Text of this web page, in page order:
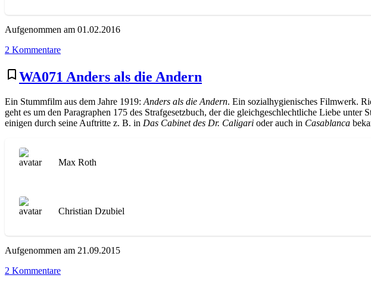
Aufgenommen am 01.02.2016
2 Kommentarezu
Metropolis
bookmark_border WA071 Anders als die Andern
Ein Stummfilm aus dem Jahre 1919:Anders als die Andern. Ein sozialhygienisches Filmwerk.
geht es um den Paragraphen 175 des Strafgesetzbuch, der die gleichgeschlechtliche Liebe
einigen durch seine Auftritte z. B. in Das Cabinet des Dr. Caligari oder auch in Casablanca
Max Roth
Christian Dzubiel
Aufgenommen am 21.09.2015
2 Kommentarezu